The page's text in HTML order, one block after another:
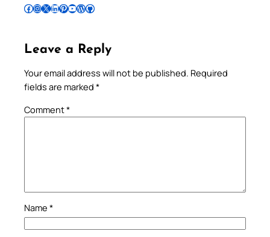
Follow Pradeep on Facebook Follow Pradeep on InstagramFollow Pradeep on X Follow Pradeep on LinkedIn Follow Pradeep on Pinterest Subscribe to Pradeep’s Youtube Channel Follow Pradeep on WordPress Follow Pradeep on GitHub
Leave a Reply
Your email address will not be published. Required
fields are marked *
Comment*
Name *